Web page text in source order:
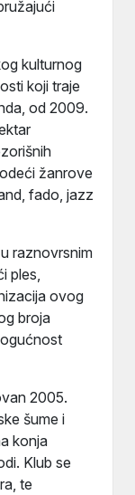
kulturnog
koji traje
od 2009.
žanrove
fado, jazz
raznovrsnim
ples,
ovog
broja
2005.
šume i
konja
Klub se
te